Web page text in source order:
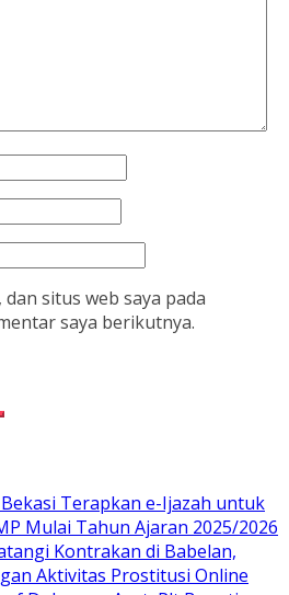
situs web saya pada
saya berikutnya.
Terapkan e-Ijazah untuk
Mulai Tahun Ajaran 2025/2026
Kontrakan di Babelan,
Aktivitas Prostitusi Online